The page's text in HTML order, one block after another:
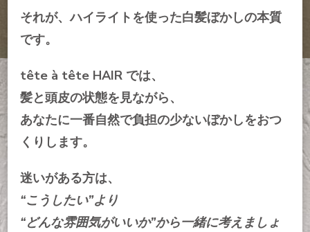
それが、ハイライトを使った白髪ぼかしの本質
です。
tête à tête HAIR では、
髪と頭皮の状態を見ながら、
あなたに一番自然で負担の少ないぼかしをおつ
くりします。
迷いがある方は、
“こうしたい”より
“どんな雰囲気がいいか”から一緒に考えましょ